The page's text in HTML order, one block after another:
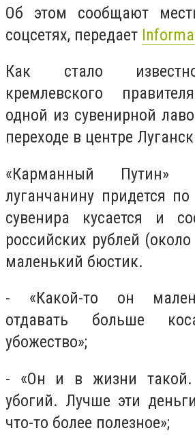
Об этом сообщают
соцсетях, передает
Как стало
кремлевского
одной из сувенирной
переходе в центре
«Карманный
луганчанину придется
сувенира кусается и
российских рублей
маленький бюстик.
- «Какой-то он
отдавать больше
убожество»;
- «Он и в жизни
убогий. Лучше эти
что-то более полезное»;